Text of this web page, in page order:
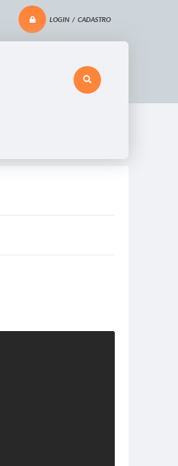
LOGIN / CADASTRO